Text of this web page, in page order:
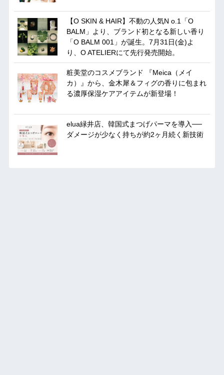
【O SKIN & HAIR】不動の人気N o.1「O
BALM」より、ブランド初となる新しい香り
「O BALM 001」が誕生。7月31日(金)よ
り、O ATELIERにて先行発売開始。
粧美堂のコスメブランド 『Meica（メイ
カ）』から、金木犀＆フィグの香りに包まれ
る濃厚保湿ケアアイテムが新登場！
elua緑井店、韓国式まつげパーマを導入──
ダメージが少なく持ちが約2ヶ月続く新技術